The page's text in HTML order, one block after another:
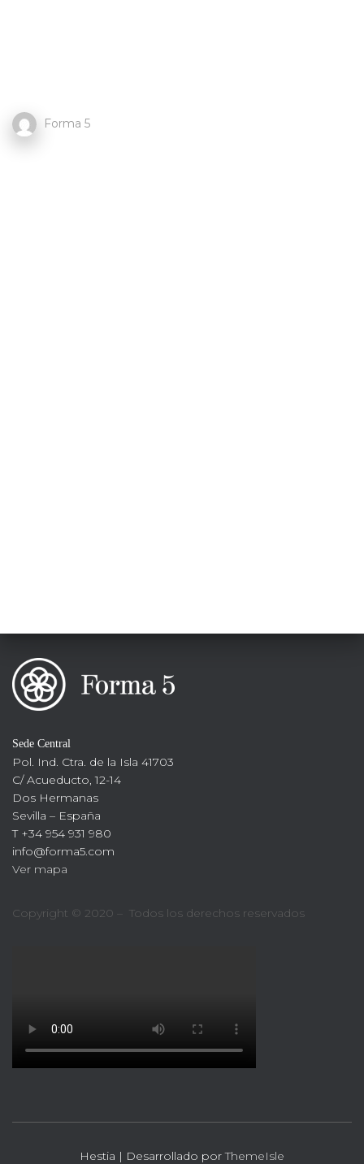
Forma 5
Sede Central
Pol. Ind. Ctra. de la Isla 41703
C/ Acueducto, 12-14
Dos Hermanas
Sevilla – España
T +34 954 931 980
info@forma5.com
Ver mapa
Copyright © 2020 – Todos los derechos reservados
Hestia | Desarrollado porThemeIsle